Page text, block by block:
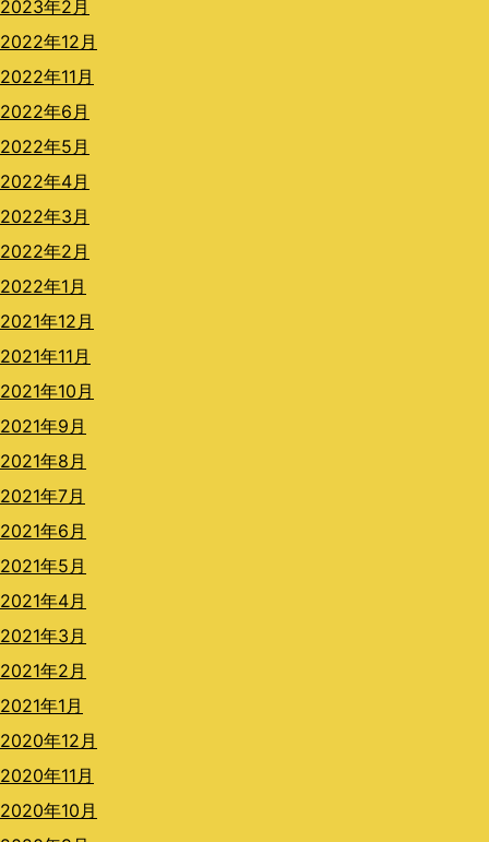
2023年2月
2022年12月
2022年11月
2022年6月
2022年5月
2022年4月
2022年3月
2022年2月
2022年1月
2021年12月
2021年11月
2021年10月
2021年9月
2021年8月
2021年7月
2021年6月
2021年5月
2021年4月
2021年3月
2021年2月
2021年1月
2020年12月
2020年11月
2020年10月